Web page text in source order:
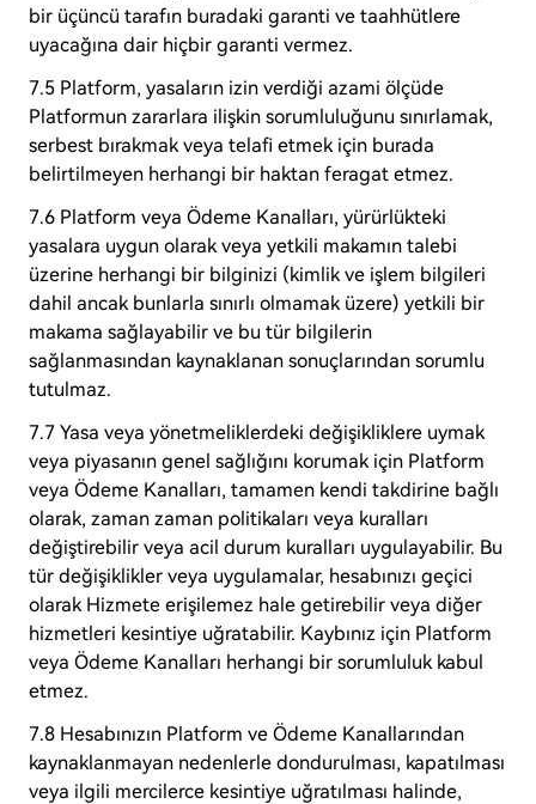
bir üçüncü tarafın buradaki garanti ve taahhütlere
uyacağına dair hiçbir garanti vermez.
7.5 Platform, yasaların izin verdiği azami ölçüde
Platformun zararlara ilişkin sorumluluğunu sınırlamak,
serbest bırakmak veya telafi etmek için burada
belirtilmeyen herhangi bir haktan feragat etmez.
7.6 Platform veya Ödeme Kanalları, yürürlükteki
yasalara uygun olarak veya yetkili makamın talebi
üzerine herhangi bir bilginizi (kimlik ve işlem bilgileri
dahil ancak bunlarla sınırlı olmamak üzere) yetkili bir
makama sağlayabilir ve bu tür bilgilerin
sağlanmasından kaynaklanan sonuçlarından sorumlu
tutulmaz.
7.7 Yasa veya yönetmeliklerdeki değişikliklere uymak
veya piyasanın genel sağlığını korumak için Platform
veya Ödeme Kanalları, tamamen kendi takdirine bağlı
olarak, zaman zaman politikaları veya kuralları
değiştirebilir veya acil durum kuralları uygulayabilir. Bu
tür değişiklikler veya uygulamalar, hesabınızı geçici
olarak Hizmete erişilemez hale getirebilir veya diğer
hizmetleri kesintiye uğratabilir. Kaybınız için Platform
veya Ödeme Kanalları herhangi bir sorumluluk kabul
etmez.
7.8 Hesabınızın Platform ve Ödeme Kanallarından
kaynaklanmayan nedenlerle dondurulması, kapatılması
veya ilgili mercilerce kesintiye uğratılması halinde,